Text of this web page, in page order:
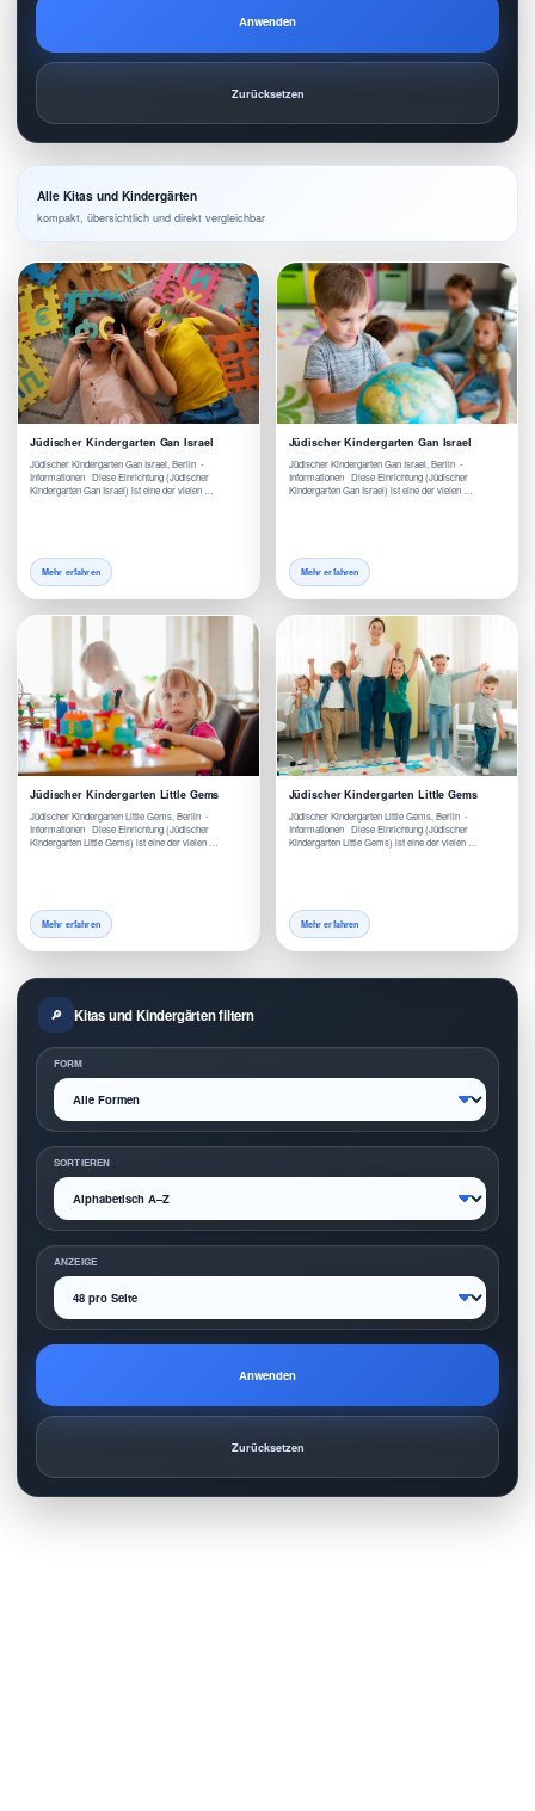
Anwenden
Zurücksetzen
Alle Kitas und Kindergärten
kompakt, übersichtlich und direkt vergleichbar
Jüdischer Kindergarten Gan Israel
Jüdischer Kindergarten Gan Israel, Berlin -
Informationen Diese Einrichtung (Jüdischer
Kindergarten Gan Israel) ist eine der vielen …
Mehr erfahren
Jüdischer Kindergarten Gan Israel
Jüdischer Kindergarten Gan Israel, Berlin -
Informationen Diese Einrichtung (Jüdischer
Kindergarten Gan Israel) ist eine der vielen …
Mehr erfahren
Jüdischer Kindergarten Little Gems
Jüdischer Kindergarten Little Gems, Berlin -
Informationen Diese Einrichtung (Jüdischer
Kindergarten Little Gems) ist eine der vielen …
Mehr erfahren
Jüdischer Kindergarten Little Gems
Jüdischer Kindergarten Little Gems, Berlin -
Informationen Diese Einrichtung (Jüdischer
Kindergarten Little Gems) ist eine der vielen …
Mehr erfahren
Kitas und Kindergärten filtern
FORM
SORTIEREN
ANZEIGE
Anwenden
Zurücksetzen